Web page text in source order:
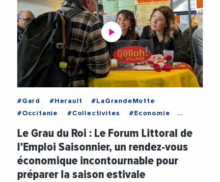
#Gard #Herault
#LaGrandeMotte
#Occitanie
#Collectivites
#Economie
#RobertCrauste
#Salon
#StephanRossignol
#TerreDeCamargue
#Videos
Le Grau du Roi : Le Forum Littoral de
l’Emploi Saisonnier, un rendez-vous
économique incontournable pour
préparer la saison estivale